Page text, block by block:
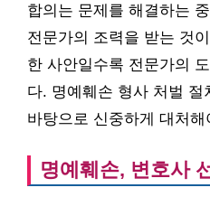
합의는 문제를 해결하는
전문가의 조력을 받는 것
한 사안일수록 전문가의
다. 명예훼손 형사 처벌
바탕으로 신중하게 대처해
명예훼손, 변호사